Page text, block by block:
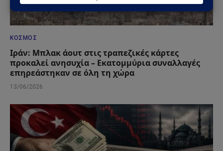
ΚΌΣΜΟΣ
Ιράν: Μπλακ άουτ στις τραπεζικές κάρτες
προκαλεί ανησυχία – Εκατομμύρια συναλλαγές
επηρεάστηκαν σε όλη τη χώρα
13/06/2026